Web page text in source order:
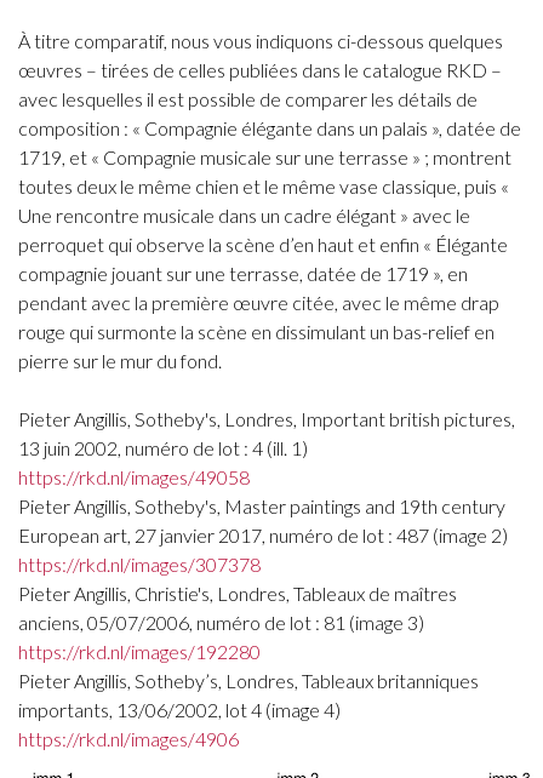
À titre comparatif, nous vous indiquons ci-dessous quelques
œuvres – tirées de celles publiées dans le catalogue RKD –
avec lesquelles il est possible de comparer les détails de
composition : « Compagnie élégante dans un palais », datée de
1719, et « Compagnie musicale sur une terrasse » ; montrent
toutes deux le même chien et le même vase classique, puis «
Une rencontre musicale dans un cadre élégant » avec le
perroquet qui observe la scène d’en haut et enfin « Élégante
compagnie jouant sur une terrasse, datée de 1719 », en
pendant avec la première œuvre citée, avec le même drap
rouge qui surmonte la scène en dissimulant un bas-relief en
pierre sur le mur du fond.
Pieter Angillis, Sotheby's, Londres, Important british pictures,
13 juin 2002, numéro de lot : 4 (ill. 1)
https://rkd.nl/images/49058
Pieter Angillis, Sotheby's, Master paintings and 19th century
European art, 27 janvier 2017, numéro de lot : 487 (image 2)
https://rkd.nl/images/307378
Pieter Angillis, Christie's, Londres, Tableaux de maîtres
anciens, 05/07/2006, numéro de lot : 81 (image 3)
https://rkd.nl/images/192280
Pieter Angillis, Sotheby’s, Londres, Tableaux britanniques
importants, 13/06/2002, lot 4 (image 4)
https://rkd.nl/images/4906